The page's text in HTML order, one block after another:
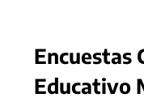
Encuestas
Educativo